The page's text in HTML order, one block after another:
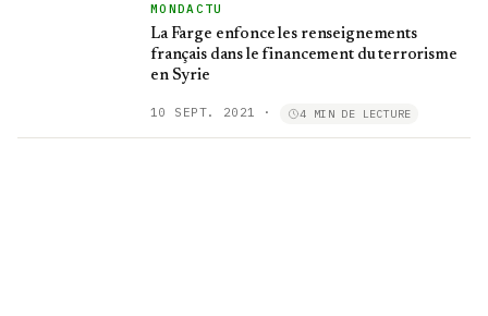
MONDACTU
La Farge enfonce les renseignements
français dans le financement du terrorisme
en Syrie
10 SEPT. 2021 · 4 MIN DE LECTURE